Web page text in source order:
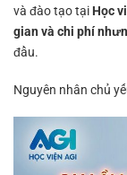
và đào tạo tại Học
gian và chi phí
đầu.
Nguyên nhân chủ